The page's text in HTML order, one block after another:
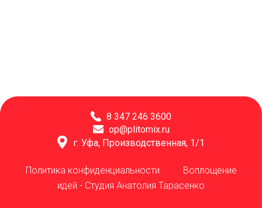
8 347 246 3600
op@plitomix.ru
г. Уфа, Производственная, 1/1
Политика конфиденциальности Воплощение
идей - Студия Анатолия Тарасенко